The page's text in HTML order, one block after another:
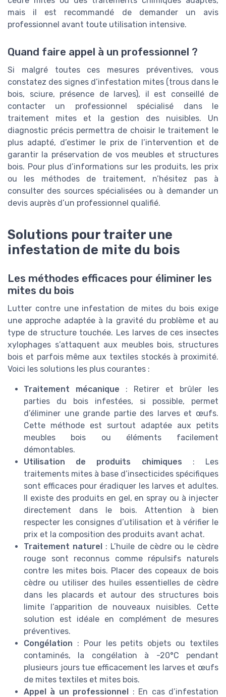
mais il est recommandé de demander un avis
professionnel avant toute utilisation intensive.
Quand faire appel à un professionnel ?
Si malgré toutes ces mesures préventives, vous
constatez des signes d’infestation mites (trous dans le
bois, sciure, présence de larves), il est conseillé de
contacter un professionnel spécialisé dans le
traitement mites et la gestion des nuisibles. Un
diagnostic précis permettra de choisir le traitement le
plus adapté, d’estimer le prix de l’intervention et de
garantir la préservation de vos meubles et structures
bois. Pour plus d’informations sur les produits, les prix
ou les méthodes de traitement, n’hésitez pas à
consulter des sources spécialisées ou à demander un
devis auprès d’un professionnel qualifié.
Solutions pour traiter une
infestation de mite du bois
Les méthodes efficaces pour éliminer les
mites du bois
Lutter contre une infestation de mites du bois exige
une approche adaptée à la gravité du problème et au
type de structure touchée. Les larves de ces insectes
xylophages s’attaquent aux meubles bois, structures
bois et parfois même aux textiles stockés à proximité.
Voici les solutions les plus courantes :
Traitement mécanique : Retirer et brûler les
parties du bois infestées, si possible, permet
d’éliminer une grande partie des larves et œufs.
Cette méthode est surtout adaptée aux petits
meubles bois ou éléments facilement
démontables.
Utilisation de produits chimiques : Les
traitements mites à base d’insecticides spécifiques
sont efficaces pour éradiquer les larves et adultes.
Il existe des produits en gel, en spray ou à injecter
directement dans le bois. Attention à bien
respecter les consignes d’utilisation et à vérifier le
prix et la composition des produits avant achat.
Traitement naturel: L’huile de cèdre ou le cèdre
rouge sont reconnus comme répulsifs naturels
contre les mites bois. Placer des copeaux de bois
cèdre ou utiliser des huiles essentielles de cèdre
dans les placards et autour des structures bois
limite l’apparition de nouveaux nuisibles. Cette
solution est idéale en complément de mesures
préventives.
Congélation : Pour les petits objets ou textiles
contaminés, la congélation à -20°C pendant
plusieurs jours tue efficacement les larves et œufs
de mites textiles et mites bois.
Appel à un professionnel : En cas d’infestation